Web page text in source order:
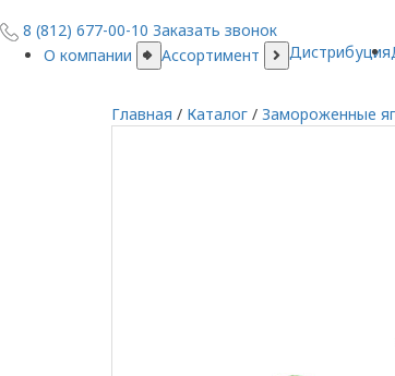
8 (812) 677-00-10 Заказать звонок
О компании
Ассортимент Дистрибуция
Главная / Каталог / Замороженные